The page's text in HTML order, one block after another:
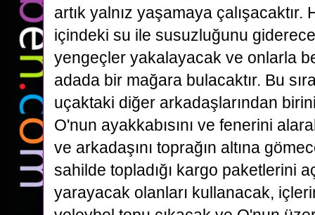
artık yalnız yaşamaya
içindeki su ile susuzluğunu
yengeçler yakalayacak ve onlarla
adada bir mağara bulacaktır. Bu
uçaktaki diğer arkadaşlarından
O'nun ayakkabısını ve fenerini
ve arkadaşını toprağın altına
sahilde topladığı kargo paketlerini
yarayacak olanları kullanacak,